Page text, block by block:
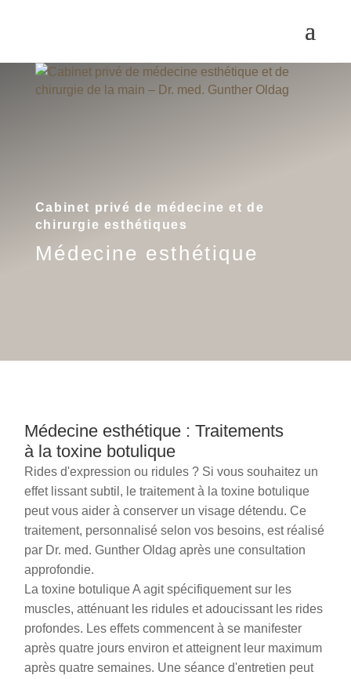
Cabinet privé de médecine et de
chirurgie esthétiques
Médecine esthétique
Médecine esthétique : Traitements
à la toxine botulique
Rides d'expression ou ridules ? Si vous souhaitez un
effet lissant subtil, le traitement à la toxine botulique
peut vous aider à conserver un visage détendu. Ce
traitement, personnalisé selon vos besoins, est réalisé
par Dr. med. Gunther Oldag après une consultation
approfondie.
La toxine botulique A agit spécifiquement sur les
muscles, atténuant les ridules et adoucissant les rides
profondes. Les effets commencent à se manifester
après quatre jours environ et atteignent leur maximum
après quatre semaines. Une séance d'entretien peut